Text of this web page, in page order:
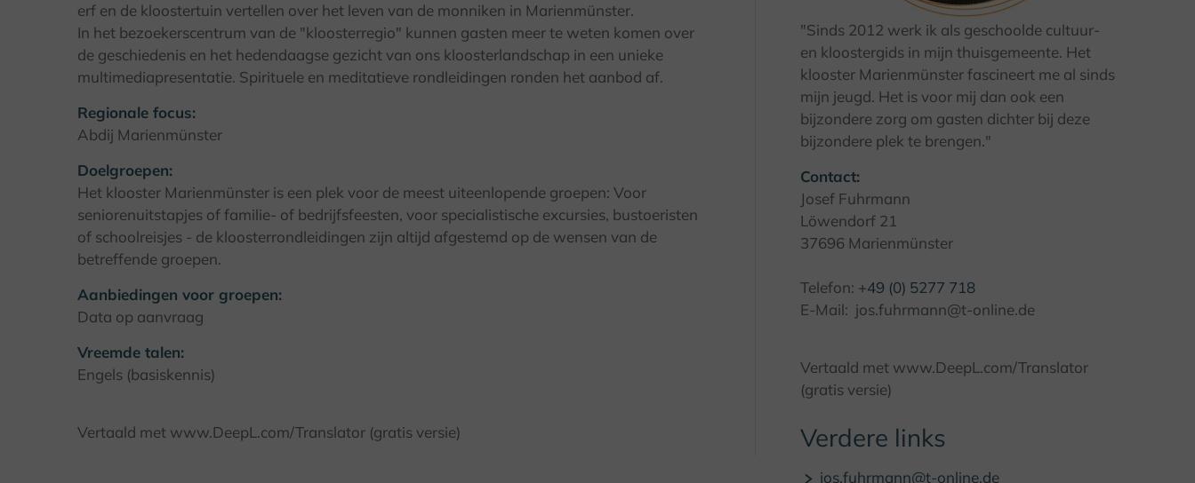
erf en de kloostertuin vertellen over het leven van de monniken in Marienmünster.
In het bezoekerscentrum van de "kloosterregio" kunnen gasten meer te weten komen over
de geschiedenis en het hedendaagse gezicht van ons kloosterlandschap in een unieke
multimediapresentatie. Spirituele en meditatieve rondleidingen ronden het aanbod af.
Regionale focus:
Abdij Marienmünster
Doelgroepen:
Het klooster Marienmünster is een plek voor de meest uiteenlopende groepen: Voor
seniorenuitstapjes of familie- of bedrijfsfeesten, voor specialistische excursies, bustoeristen
of schoolreisjes - de kloosterrondleidingen zijn altijd afgestemd op de wensen van de
betreffende groepen.
Aanbiedingen voor groepen:
Data op aanvraag
Vreemde talen:
Engels (basiskennis)
Vertaald met www.DeepL.com/Translator (gratis versie)
© Kulturland Kreis Höxter / C. Sasse
"Sinds 2012 werk ik als geschoolde cultuur-
en kloostergids in mijn thuisgemeente. Het
klooster Marienmünster fascineert me al sinds
mijn jeugd. Het is voor mij dan ook een
bijzondere zorg om gasten dichter bij deze
bijzondere plek te brengen."
Contact:
Josef Fuhrmann
Löwendorf 21
37696 Marienmünster
Telefon: +49 (0) 5277 718
E-Mail: jos.fuhrmann@t-online.de
Vertaald met www.DeepL.com/Translator
(gratis versie)
Verdere links
jos.fuhrmann@t-online.de